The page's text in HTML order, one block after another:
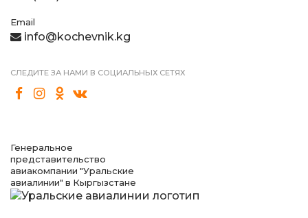
Email
info@kochevnik.kg
СЛЕДИТЕ ЗА НАМИ В СОЦИАЛЬНЫХ СЕТЯХ
Генеральное
представительство
авиакомпании "Уральские
авиалинии" в Кыргызстане